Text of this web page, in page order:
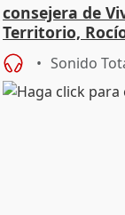
consejera de
Territorio,
Sonido